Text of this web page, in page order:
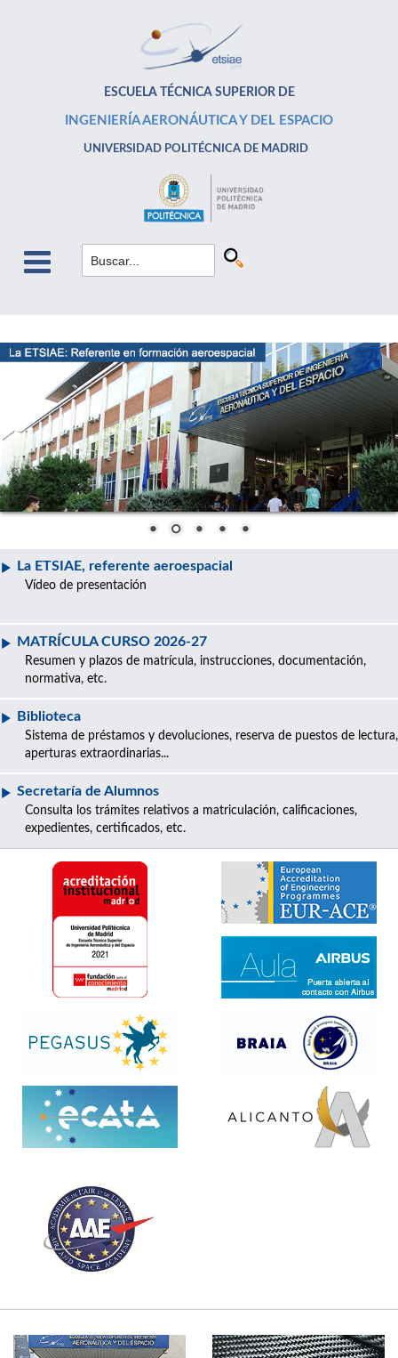
ESCUELA TÉCNICA SUPERIOR DE
INGENIERÍA AERONÁUTICA Y DEL ESPACIO
UNIVERSIDAD POLITÉCNICA DE MADRID
La ETSIAE, referente aeroespacial
Vídeo de presentación
MATRÍCULA CURSO 2026-27
Resumen y plazos de matrícula, instrucciones, documentación,
normativa, etc.
Biblioteca
Sistema de préstamos y devoluciones, reserva de puestos de lectura,
aperturas extraordinarias...
Secretaría de Alumnos
Consulta los trámites relativos a matriculación, calificaciones,
expedientes, certificados, etc.